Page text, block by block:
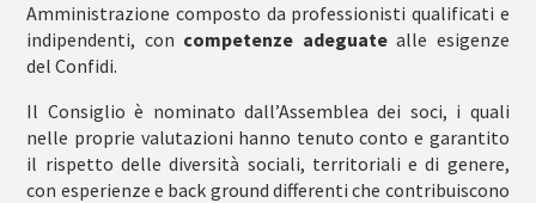
Amministrazione composto da professionisti qualificati e
indipendenti, con competenze adeguatealle esigenze
del Confidi.
Il Consiglio è nominato dall’Assemblea dei soci, i quali
nelle proprie valutazioni hanno tenuto conto e garantito
il rispetto delle diversità sociali, territoriali e di genere,
con esperienze e back ground differenti che contribuiscono